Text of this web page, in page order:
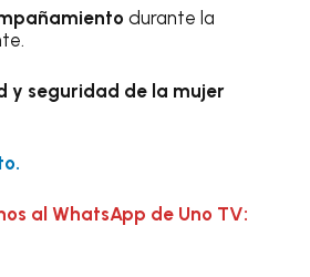
durante la
y seguridad de la mujer
al WhatsApp de Uno TV: